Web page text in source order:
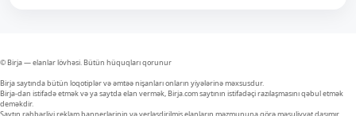
© Birja — elanlar lövhəsi. Bütün hüquqları qorunur
Birja saytında bütün loqotiplər və əmtəə nişanları onların yiyələrinə məxsusdur.
Birja-dan istifadə etmək və ya saytda elan vermək, Birja.com saytının istifadəçi razılaşmasını qəbul etmək
deməkdir.